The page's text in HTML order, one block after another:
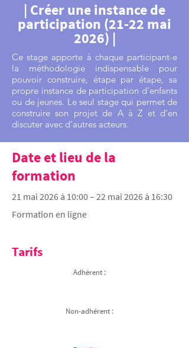
| Créer une instance de
participation (21-22 mai
2026) |
Ce stage apporte à chaque participant-e
la méthodologie indispensable pour
pouvoir construire, étape par étape, sa
propre instance de participation d’enfants
ou de jeunes. Le seul stage qui permet de
construire son projet de A à Z et d’en
discuter avec d’autres acteurs.
Date et lieu de la
formation
21 mai 2026 à 10:00 – 22 mai 2026 à 16:30
Formation en ligne
Tarifs
Adhérent :
Non-adhérent :